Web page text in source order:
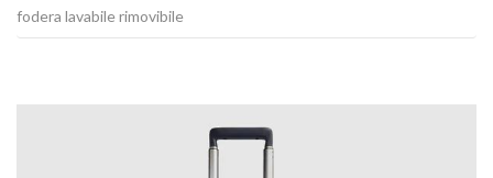
fodera lavabile rimovibile